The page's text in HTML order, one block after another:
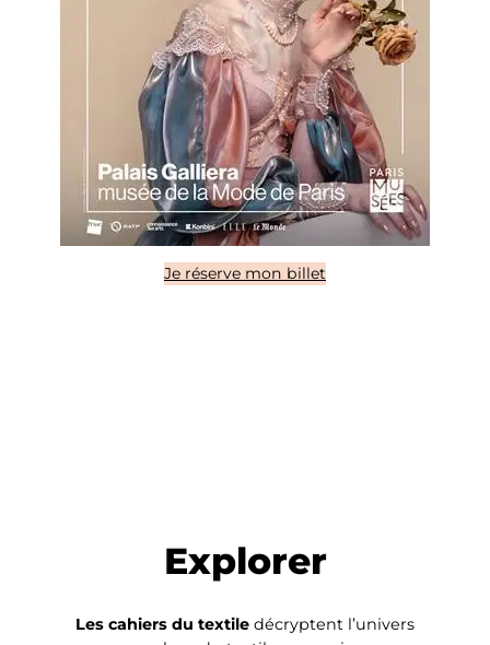
Je réserve mon billet
Explorer
Les cahiers du textile décryptent l’univers